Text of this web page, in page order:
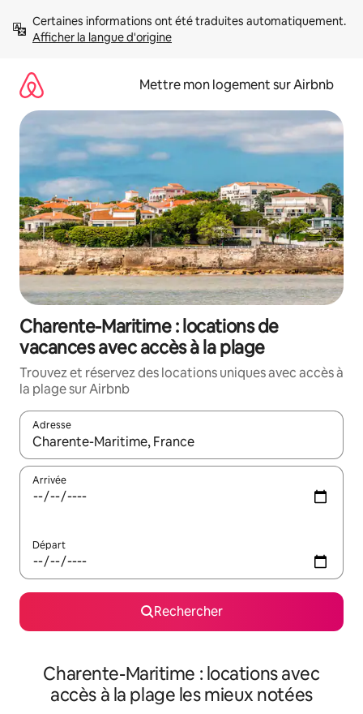
directement
Afficher la langue d'origine
Mettre mon logement sur Airbnb
Charente-Maritime : locations de
vacances avec accès à la plage
Trouvez et réservez des locations uniques avec accès à
la plage sur Airbnb
Adresse
Lorsque les résultats s'affichent, utilisez les flèches vers le
Arrivée
Départ
Rechercher
Charente-Maritime : locations avec
accès à la plage les mieux notées